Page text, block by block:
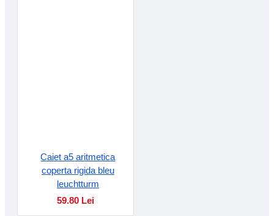
Caiet a5 aritmetica
coperta rigida bleu
leuchtturm
59.80 Lei